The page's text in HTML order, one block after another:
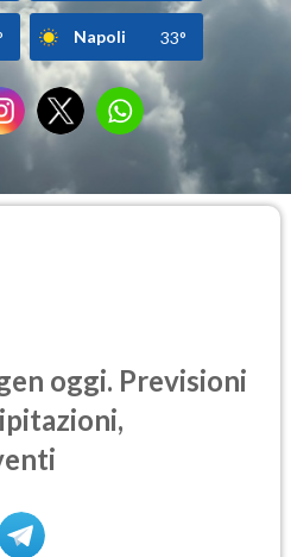
Napoli 33°
oggi. Previsioni